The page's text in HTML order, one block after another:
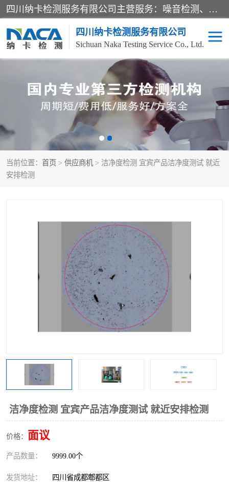
四川纳卡检测服务有限公司主营服务：噪音检测、灯光检测、防护网检测、磁性检测、无损检测、燃烧等级检测；本着严谨、规范的态度严格执行国家现行标准、规范及规程，奉行“科学公正、准确、持续改进、诚信服务”的企业价值和“科学、信誉、服务”的企业宗旨，竭诚为广大客户服务。
四川纳卡检测服务有限公司
Sichuan Naka Testing Service Co., Ltd.
当前位置： 首页 > 供应商机 > 洁净度检测 宜宾产品洁净度测试 就近
安排检测
洁净度检测 宜宾产品洁净度测试 就近安排检测
价格： 面议
产品数量： 9999.00个
发货地址： 四川省成都郫都区
噪音检测 灯光检测
防护网检测 磁性检测
燃烧等级检测
可靠性检测 产品检测